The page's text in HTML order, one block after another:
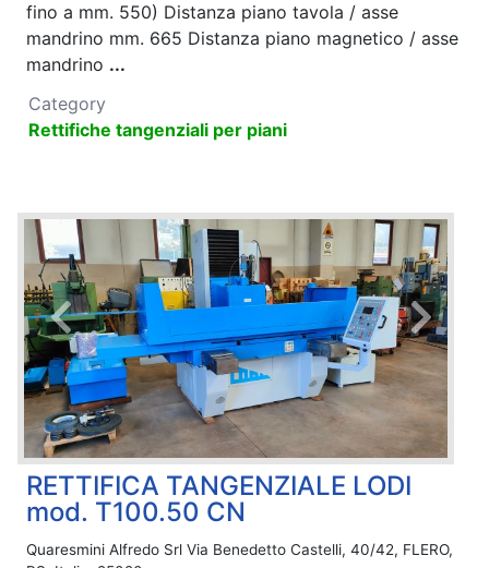
fino a mm. 550) Distanza piano tavola / asse
mandrino mm. 665 Distanza piano magnetico / asse
mandrino ...
Category
Rettifiche tangenziali per piani
RETTIFICA TANGENZIALE LODI
mod. T100.50 CN
Quaresmini Alfredo Srl Via Benedetto Castelli, 40/42, FLERO,